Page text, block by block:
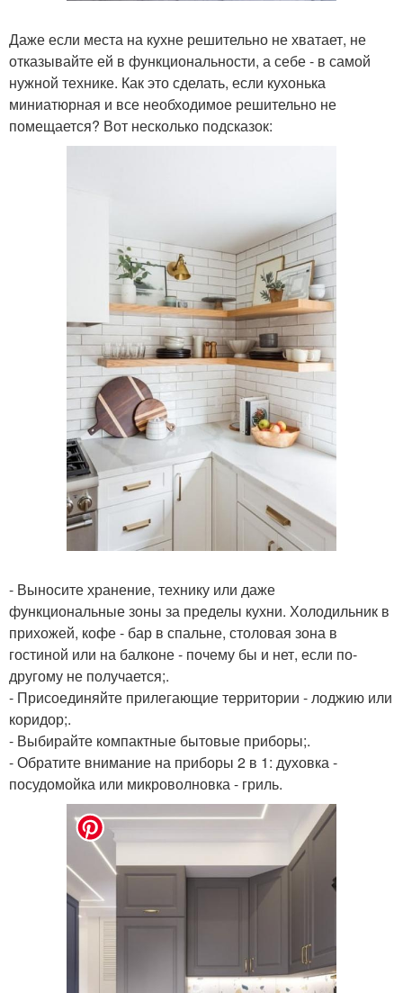
Даже если места на кухне решительно не хватает, не
отказывайте ей в функциональности, а себе - в самой
нужной технике. Как это сделать, если кухонька
миниатюрная и все необходимое решительно не
помещается? Вот несколько подсказок:
- Выносите хранение, технику или даже
функциональные зоны за пределы кухни. Холодильник в
прихожей, кофе - бар в спальне, столовая зона в
гостиной или на балконе - почему бы и нет, если по-
другому не получается;.
- Присоединяйте прилегающие территории - лоджию или
коридор;.
- Выбирайте компактные бытовые приборы;.
- Обратите внимание на приборы 2 в 1: духовка -
посудомойка или микроволновка - гриль.